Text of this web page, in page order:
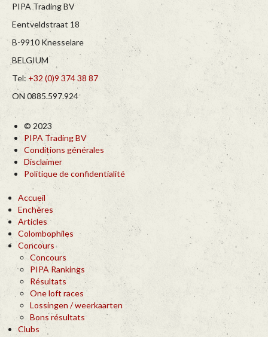
PIPA Trading BV
Eentveldstraat 18
B-9910 Knesselare
BELGIUM
Tel: +32 (0)9 374 38 87
ON 0885.597.924
© 2023
PIPA Trading BV
Conditions générales
Disclaimer
Politique de confidentialité
Accueil
Enchères
Articles
Colombophiles
Concours
Concours
PIPA Rankings
Résultats
One loft races
Lossingen / weerkaarten
Bons résultats
Clubs